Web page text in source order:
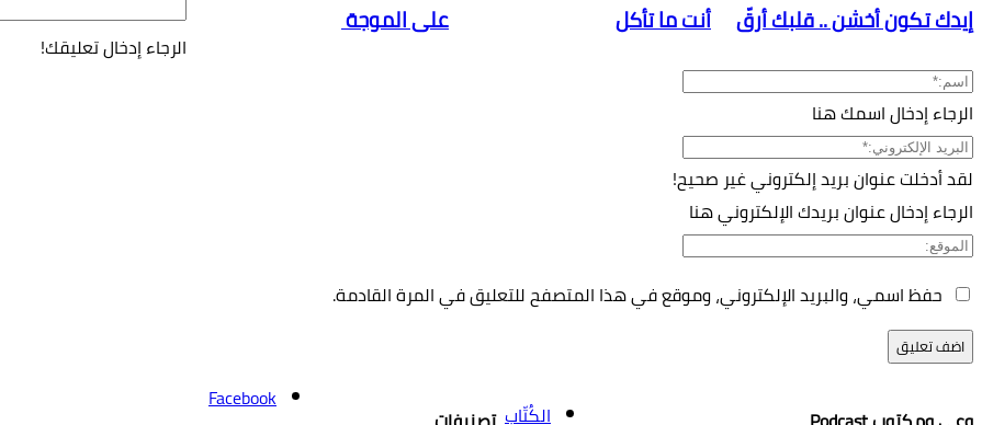
إيدك تكون أخشن .. قلبك أرقّ أنت ما تأكل على الموجة
الرجاء إدخال تعليقك!
الرجاء إدخال اسمك هنا
لقد أدخلت عنوان بريد إلكتروني غير صحيح!
الرجاء إدخال عنوان بريدك الإلكتروني هنا
حفظ اسمي، والبريد الإلكتروني، وموقع في هذا المتصفح للتعليق في المرة القادمة.
الكُتّاب
Facebook